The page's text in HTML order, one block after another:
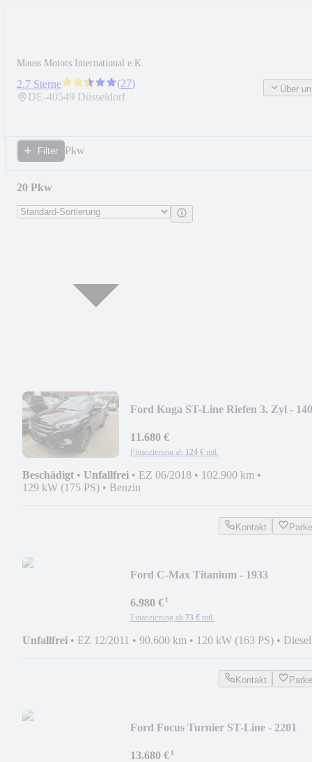
Mauss Motors International e.K.
2.7 Sterne (27)
DE-40549 Düsseldorf
Über
Filter Pkw
20 Pkw
Ford Kuga ST-Line Riefen 3. Zyl -
11.680 €
Finanzierung ab 124 € mtl.
Beschädigt • Unfallfrei • EZ 06/2018 • 102.900 km •
129 kW (175 PS) • Benzin
Kontakt
Ford C-Max Titanium - 1933
6.980 €¹
Finanzierung ab 73 € mtl.
Unfallfrei • EZ 12/2011 • 90.600 km • 120 kW (163 PS) • Diesel
Kontakt
Ford Focus Turnier ST-Line - 2201
13.680 €¹